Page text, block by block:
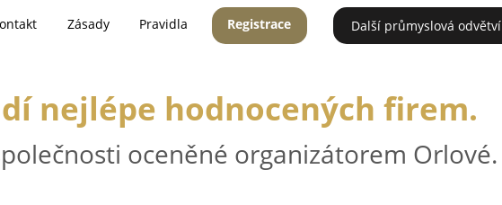
Zásady Pravidla Registrace Další průmyslová odvětví
nejlépe hodnocených firem.
oceněné organizátorem Orlové.